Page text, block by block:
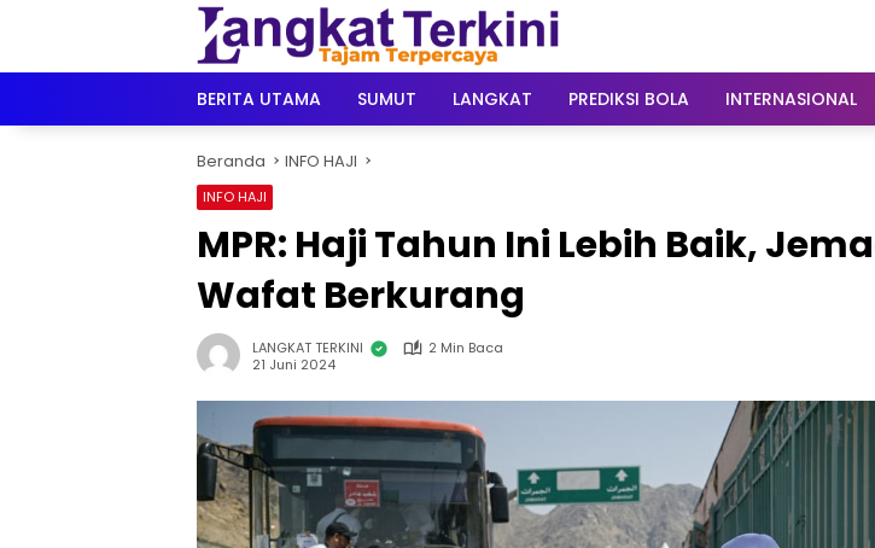
BERITA UTAMA
SUMUT LANGKAT PREDIKSI BOLA INTERNASIONAL
Beranda INFO HAJI
INFO HAJI
MPR: Haji Tahun Ini Lebih Baik,
Wafat Berkurang
LANGKAT TERKINI
2 Min Baca
21 Juni 2024